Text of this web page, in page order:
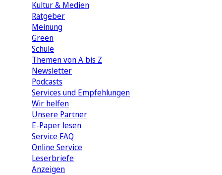
Kultur & Medien
Ratgeber
Meinung
Green
Schule
Themen von A bis Z
Newsletter
Podcasts
Services und Empfehlungen
Wir helfen
Unsere Partner
E-Paper lesen
Service FAQ
Online Service
Leserbriefe
Anzeigen